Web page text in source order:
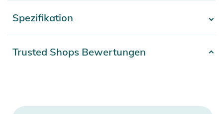
einen Schneefang am Innensaum der Beine, der verhindert,
dass Schnee die Beine hochrutscht.
Produktinformationen und
Spezifikation
Trusted Shops Bewertungen